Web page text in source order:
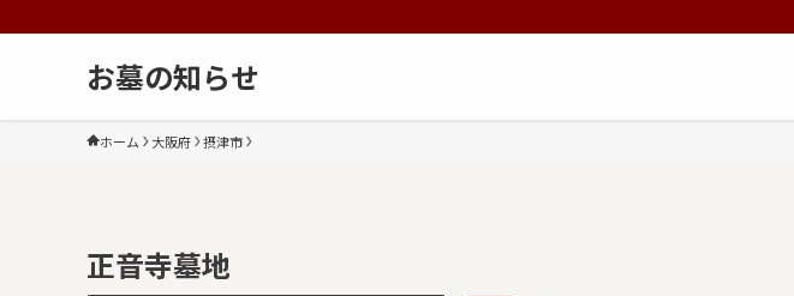
お墓の知らせ
ホーム 大阪府 摂津市
正音寺墓地